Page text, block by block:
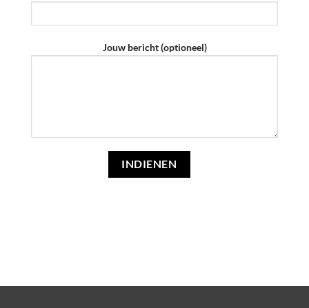
Jouw bericht (optioneel)